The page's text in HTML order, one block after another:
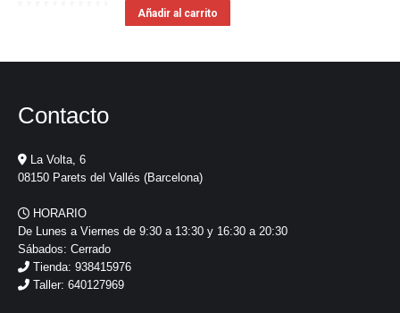
Añadir al carrito
Contacto
La Volta, 6
08150 Parets del Vallés (Barcelona)
HORARIO
De Lunes a Viernes de 9:30 a 13:30 y 16:30 a 20:30
Sábados: Cerrado
Tienda: 938415976
Taller: 640127969